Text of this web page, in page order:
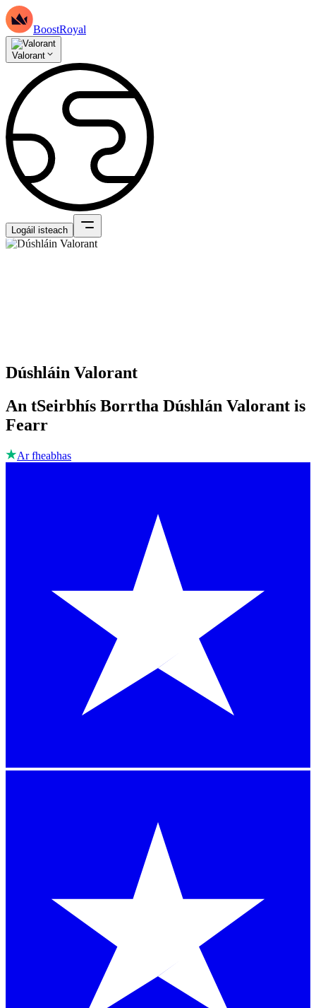
BoostRoyal
Valorant
Logáil isteach
Dúshláin Valorant
An tSeirbhís Borrtha Dúshlán Valorant is
Fearr
Ar fheabhas